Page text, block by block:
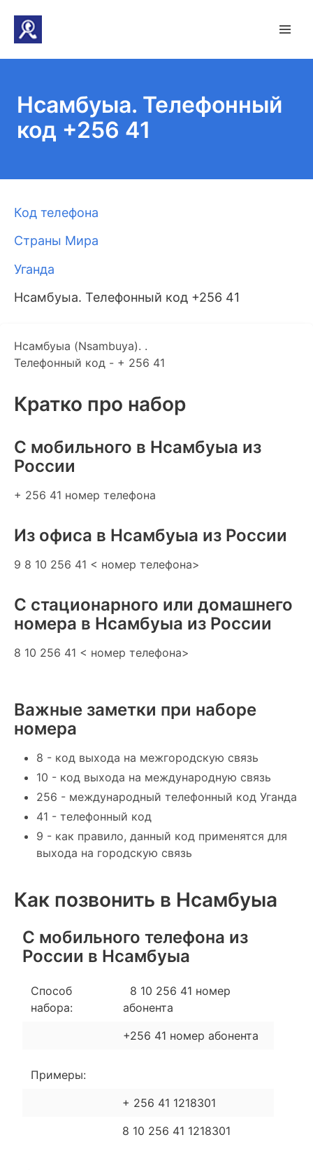
Нсамбуыа. Телефонный
код +256 41
Код телефона
Страны Мира
Уганда
Нсамбуыа. Телефонный код +256 41
Нсамбуыа (Nsambuya). .
Телефонный код - + 256 41
Кратко про набор
C мобильного в Нсамбуыа из
России
+ 256 41 номер телефона
Из офиса в Нсамбуыа из России
9 8 10 256 41 < номер телефона>
С стационарного или домашнего
номера в Нсамбуыа из России
8 10 256 41 < номер телефона>
Важные заметки при наборе
номера
8 - код выхода на межгородскую связь
10 - код выхода на международную связь
256 - международный телефонный код Уганда
41 - телефонный код
9 - как правило, данный код применятся для
выхода на городскую связь
Как позвонить в Нсамбуыа
С мобильного телефона из
России в Нсамбуыа
Способ
набора:
8 10 256 41 номер
абонента
+256 41 номер абонента
Примеры:
+ 256 41 1218301
8 10 256 41 1218301